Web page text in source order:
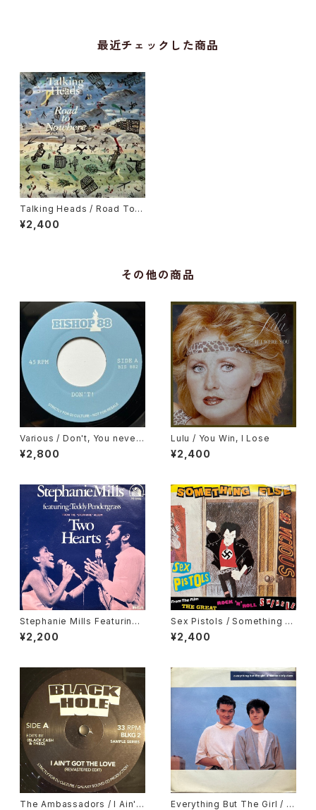
最近チェックした商品
Talking Heads / Road To N
owhere
¥2,400
その他の商品
Various / Don't, You never
Come Closer
¥2,800
Lulu / You Win, I Lose
¥2,400
Stephanie Mills Featuring
Teddy Pendergrass / Two
Hearts
¥2,200
Sex Pistols / Something El
se
¥2,400
The Ambassadors / I Ain't
Everything But The Girl / T